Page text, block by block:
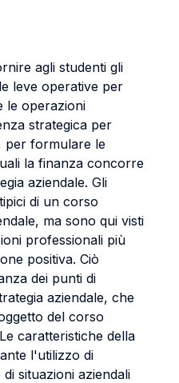
agli studenti gli
leve operative per
le operazioni
strategica per
per formulare le
la finanza concorre
aziendale. Gli
di un corso
ma sono qui visti
professionali più
positiva. Ciò
dei punti di
aziendale, che
del corso
caratteristiche della
l'utilizzo di
situazioni aziendali